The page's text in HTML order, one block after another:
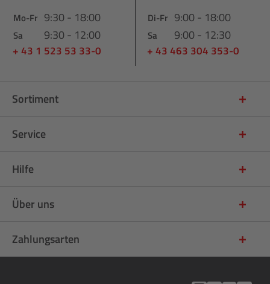
Mo-Fr 9:30 - 18:00
Sa 9:30 - 12:00
+ 43 1 523 53 33-0
Di-Fr 9:00 - 18:00
Sa 9:00 - 12:30
+ 43 463 304 353-0
Sortiment
Service
Hilfe
Über uns
Zahlungsarten